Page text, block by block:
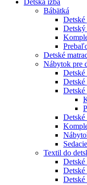
Bábätká
Detské
Nábytok pre
Detské
Detské
Detské
Textil do
Detské
Detské